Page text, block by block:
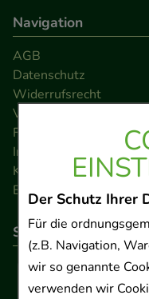
Der Schutz Ihrer
Für die
(z.B. Navigation,
wir so genannte
verwenden wir
Navigation
AGB
Datenschutz
Widerrufsrecht
Versandkosten
FAQ
Impressum
Kontakt
So können Sie